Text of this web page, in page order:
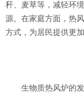
秆、麦草等，减轻环
源。在家庭方面，热
方式，为居民提供更
生物质热风炉的发